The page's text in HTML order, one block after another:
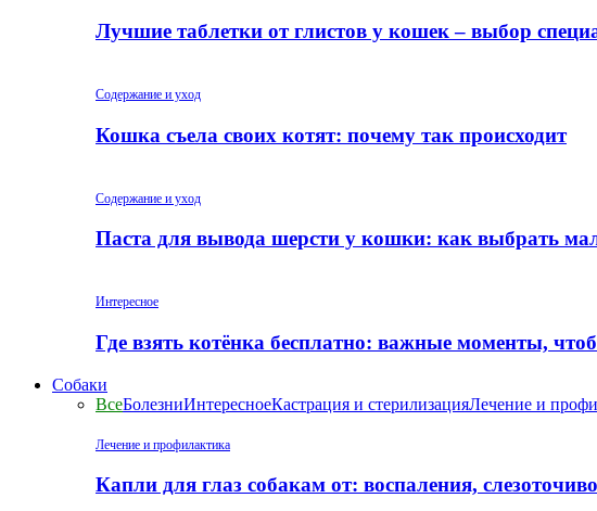
Лучшие таблетки от глистов у кошек – выбор
Содержание и уход
Кошка съела своих котят: почему так происходит
Содержание и уход
Паста для вывода шерсти у кошки: как выбрать
Интересное
Где взять котёнка бесплатно: важные моменты,
Собаки
ВсеБолезниИнтересноеКастрация и стерилизацияЛечение и
Лечение и профилактика
Капли для глаз собакам от: воспаления,